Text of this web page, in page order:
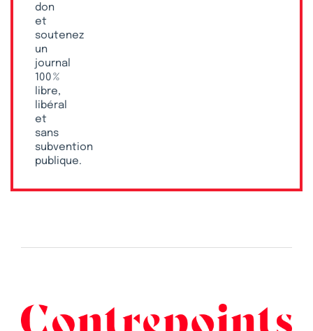
don
et
soutenez
un
journal
100 %
libre,
libéral
et
sans
subvention
publique.